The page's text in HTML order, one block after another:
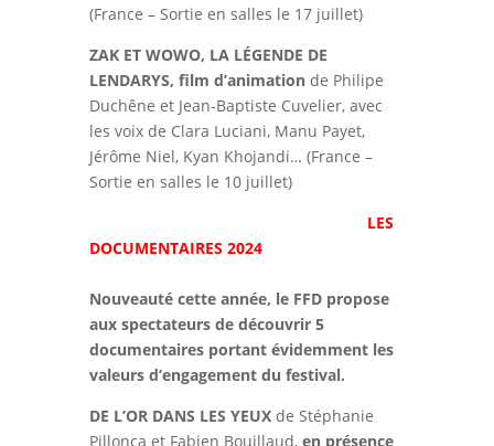
(France – Sortie en salles le 17 juillet)
ZAK ET WOWO, LA LÉGENDE DE
LENDARYS, film d’animationde Philipe
Duchêne et Jean-Baptiste Cuvelier, avec
les voix de Clara Luciani, Manu Payet,
Jérôme Niel, Kyan Khojandi… (France –
Sortie en salles le 10 juillet)
LES
DOCUMENTAIRES 2024
Nouveauté cette année, le FFD propose
aux spectateurs de découvrir 5
documentaires portant évidemment les
valeurs d’engagement du festival.
DE L’OR DANS LES YEUXde Stéphanie
Pillonca et Fabien Bouillaud, en présence